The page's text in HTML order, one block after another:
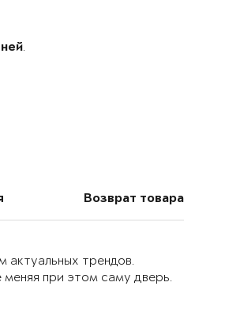
.
Возврат товара
актуальных трендов.
при этом саму дверь.